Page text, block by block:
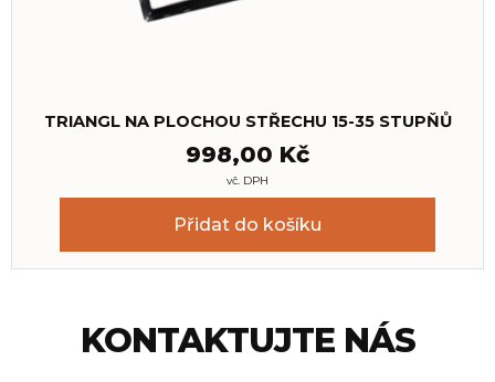
TRIANGL NA PLOCHOU STŘECHU 15-35 STUPŇŮ
998,00 Kč
vč. DPH
Přidat do košíku
KONTAKTUJTE NÁS